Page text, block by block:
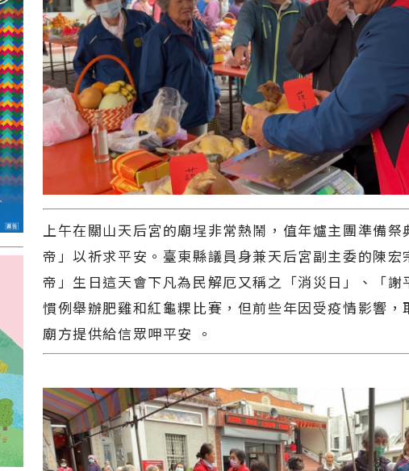
上午在關山天后宮的廟埕非常熱鬧，值年爐主團準備
帝」以祈求平安。臺東縣議員身兼天后宮副主委的陳宏
帝」生日這天會下凡為民解厄又稱之「消災日」、「謝
慣例舉辦肥雞和紅龜粿比賽，但前些年因受疫情影響，
廟方提供給信眾呷平安 。